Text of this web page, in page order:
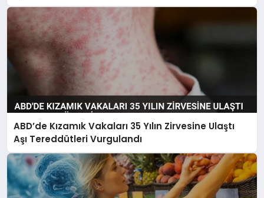
ABD’de Kızamık Vakaları 35 Yılın Zirvesine Ulaştı
Aşı Tereddütleri Vurgulandı